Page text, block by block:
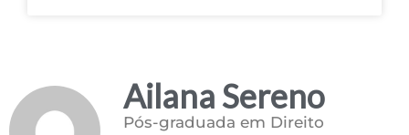
Ailana Sereno
Pós-graduada em Direito